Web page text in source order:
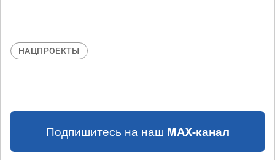
НАЦПРОЕКТЫ
Подпишитесь на наш MAX-канал